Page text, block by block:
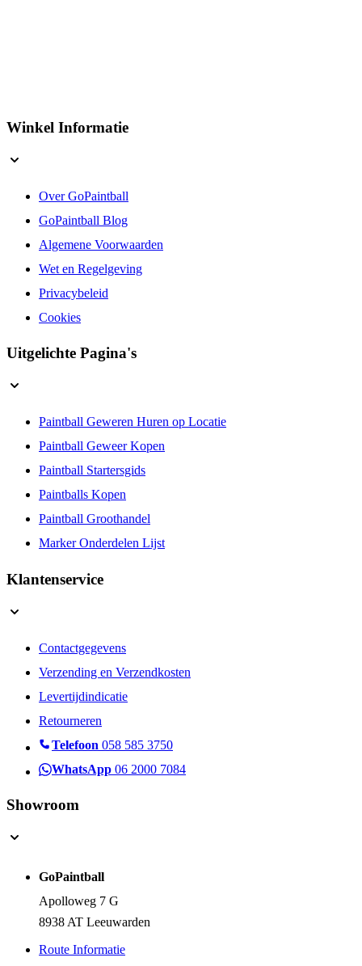
Winkel Informatie
Over GoPaintball
GoPaintball Blog
Algemene Voorwaarden
Wet en Regelgeving
Privacybeleid
Cookies
Uitgelichte Pagina's
Paintball Geweren Huren op Locatie
Paintball Geweer Kopen
Paintball Startersgids
Paintballs Kopen
Paintball Groothandel
Marker Onderdelen Lijst
Klantenservice
Contactgegevens
Verzending en Verzendkosten
Levertijdindicatie
Retourneren
Telefoon 058 585 3750
WhatsApp 06 2000 7084
Showroom
GoPaintball
Apolloweg 7 G
8938 AT Leeuwarden
Route Informatie